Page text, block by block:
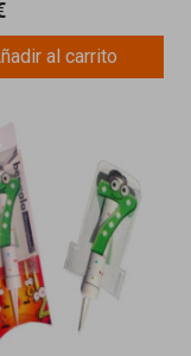
al carrito